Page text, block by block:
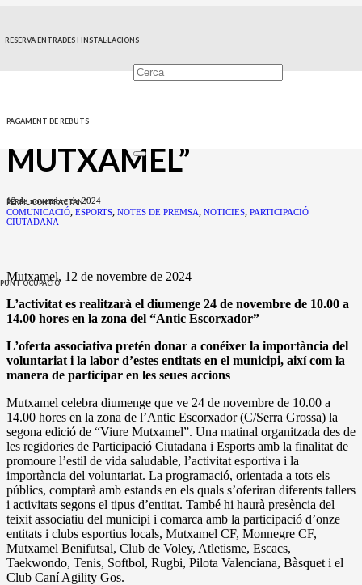
RESERVA ENTRADES I INSTAL·LACIONS
PAGAMENT DE REBUTS
PERFIL CONTRACTANT
PUNT OCUPACIÓ
ESPORT I
ASSOCIACIONISME EN
FAMILIAR “VIURE
MUTXAMEL”
12 de novembre de 2024
COMUNICACIÓ, ESPORTS, NOTES DE PREMSA, NOTICIES, PARTICIPACIÓ
CIUTADANA
Mutxamel, 12 de novembre de 2024
L’activitat es realitzarà el diumenge 24 de novembre de 10.00 a
14.00 hores en la zona del “Antic Escorxador”
L’oferta associativa pretén donar a conéixer la importància del
voluntariat i la labor d’estes entitats en el municipi, així com la
manera de participar en les seues accions
Mutxamel celebra diumenge que ve 24 de novembre de 10.00 a
14.00 hores en la zona de l’Antic Escorxador (C/Serra Grossa) la
segona edició de “Viure Mutxamel”. Una matinal organitzada des de
les regidories de Participació Ciutadana i Esports amb la finalitat de
promoure l’estil de vida saludable, l’activitat esportiva i la
importància del voluntariat. La programació, orientada a tots els
públics, comptarà amb estands en els quals s’oferiran diferents tallers
i activitats segons el tipus d’entitat. També hi haurà presència del
teixit associatiu del municipi i comarca amb la participació d’onze
entitats i clubs esportius locals, Mutxamel CF, Monnegre CF,
Mutxamel Benifutsal, Club de Voley, Atletisme, Escacs,
Taekwondo, Tenis, Softbol, Rugbi, Pilota Valenciana, Bàsquet i el
Club Caní Agility Gos.